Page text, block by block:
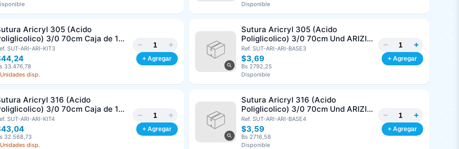
Disponible
Aricryl 305 (Acido
3/0 70cm Caja de 12
ARIZI Aguja de 1/2 Circulo
Conica 17mm
SUT-ARI-ARI-KIT3
33.476,78
disp.
− +
+ Agregar
Sutura Aricryl 305 (Acido
Poliglicolico) 3/0 70cm Und ARIZI
Aguja de 1/2 Circulo Punta Conica
17mm
Ref. SUT-ARI-ARI-BASE3
$3,69
Bs 2792,25
Disponible
− +
+ Agregar
Aricryl 316 (Acido
3/0 70cm Caja de 12
ARIZI Aguja de 1/2 Circulo
Conica 26mm
SUT-ARI-ARI-KIT4
32.568,73
disp.
− +
+ Agregar
Sutura Aricryl 316 (Acido
Poliglicolico) 3/0 70cm Und ARIZI
Aguja de 1/2 Circulo Punta Conica
26mm
Ref. SUT-ARI-ARI-BASE4
$3,59
Bs 2716,58
Disponible
− +
+ Agregar
Generar cotización
Completá los datos para emitir el PDF